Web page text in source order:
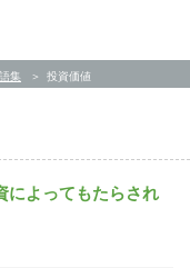
集 投資価値
よってもたらされ